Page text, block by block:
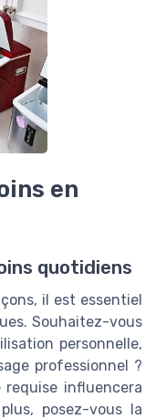
en
quotidiens
il est essentiel
Souhaitez-vous
personnelle,
professionnel ?
influencera
posez-vous la